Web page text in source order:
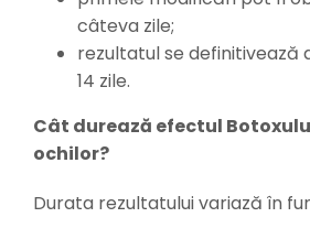
câteva zile;
rezultatul se definitivează
14 zile.
Cât durează efectul
ochilor?
Durata rezultatului variază în